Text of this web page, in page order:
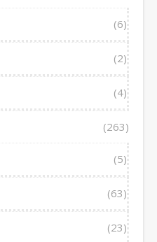
(6)
(2)
(4)
(263)
(5)
(63)
(23)